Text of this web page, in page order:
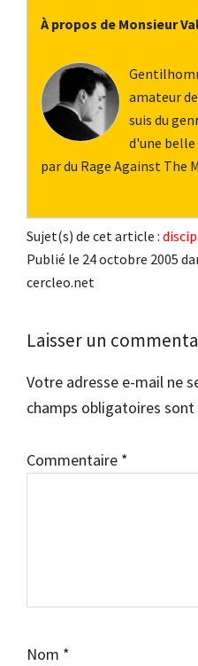
À propos de Monsieur
amateur
suis du
d'une
par du Rage Against The
Sujet(s) de cet article :
Publié le 24 octobre 2005
cercleo.net
Interactions
lecteur
Laisser un
Votre adresse e-mail ne
champs obligatoires sont
Commentaire *
Nom *